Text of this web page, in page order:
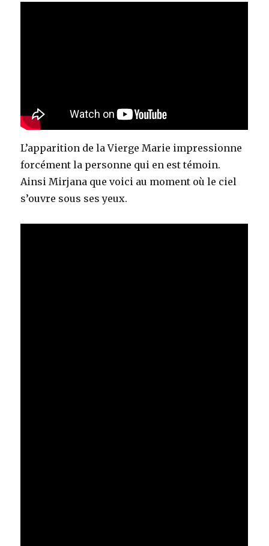
L’apparition de la Vierge Marie impressionne
forcément la personne qui en est témoin.
Ainsi Mirjana que voici au moment où le ciel
s’ouvre sous ses yeux.